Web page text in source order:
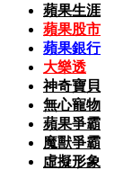
蘋果生涯
蘋果股市
蘋果銀行
大樂透
神奇寶貝
無心寵物
蘋果爭霸
魔獸爭霸
虛擬形象